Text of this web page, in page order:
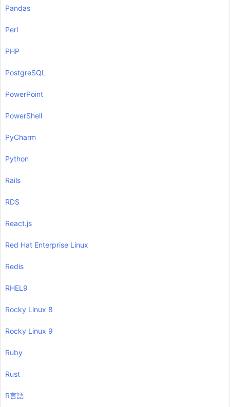
Pandas
Perl
PHP
PostgreSQL
PowerPoint
PowerShell
PyCharm
Python
Rails
RDS
React.js
Red Hat Enterprise Linux
Redis
RHEL9
Rocky Linux 8
Rocky Linux 9
Ruby
Rust
R言語